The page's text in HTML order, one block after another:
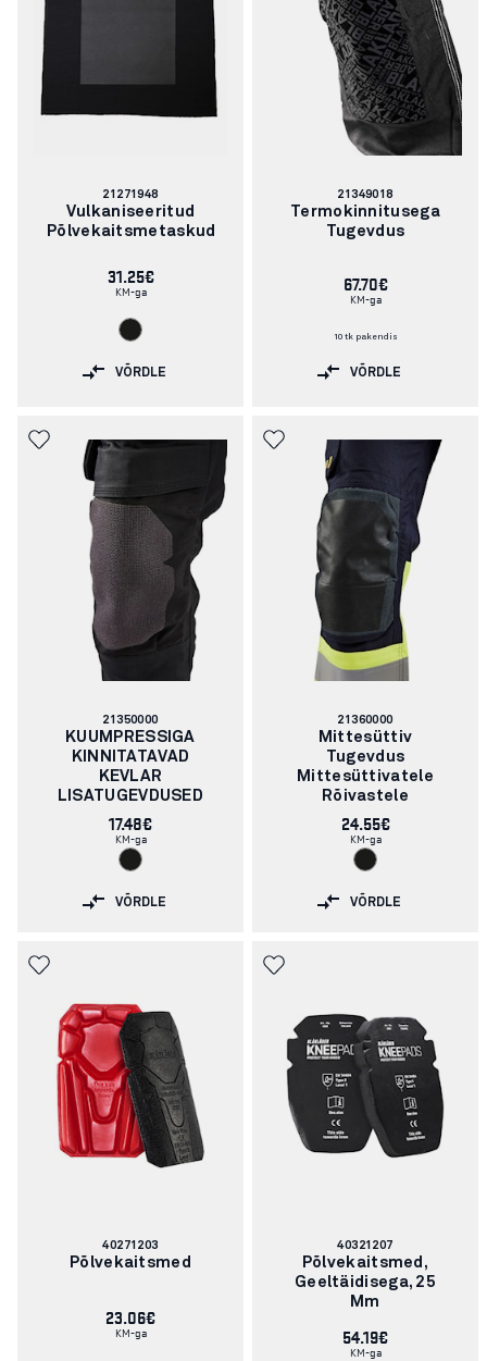
Artikli
number:
21271948
Vulkaniseeritud
Põlvekaitsmetaskud
31.25€
KM-ga
VÕRDLE
Artikli
number:
21349018
Termokinnitusega
Tugevdus
67.70€
KM-ga
10 tk pakendis
VÕRDLE
Artikli
number:
21350000
KUUMPRESSIGA
KINNITATAVAD
KEVLAR
LISATUGEVDUSED
17.48€
KM-ga
VÕRDLE
Artikli
number:
21360000
Mittesüttiv
Tugevdus
Mittesüttivatele
Rõivastele
24.55€
KM-ga
VÕRDLE
Artikli
number:
40271203
Põlvekaitsmed
23.06€
KM-ga
Artikli
number:
40321207
Põlvekaitsmed,
Geeltäidisega, 25
Mm
54.19€
KM-ga